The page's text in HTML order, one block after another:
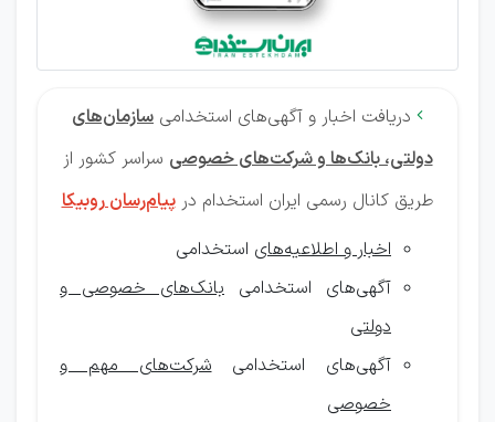
 دریافت اخبار و آگهی‌های استخدامی سازمان‌های
دولتی، بانک‌ها و شرکت‌های خصوصی سراسر کشور از
طریق کانال رسمی ایران استخدام درپیام‌رسان روبیکا
اخبار و اطلاعیه‌های استخدامی
آگهی‌های استخدامی بانک‌های خصوصی و
دولتی
آگهی‌های استخدامیشرکت‌های مهم و
خصوصی